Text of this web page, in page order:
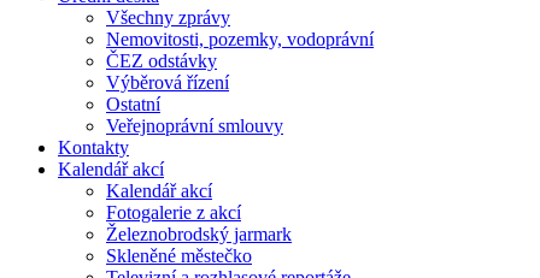
Všechny zprávy
Nemovitosti, pozemky, vodoprávní
ČEZ odstávky
Výběrová řízení
Ostatní
Veřejnoprávní smlouvy
Kontakty
Kalendář akcí
Kalendář akcí
Fotogalerie z akcí
Železnobrodský jarmark
Skleněné městečko